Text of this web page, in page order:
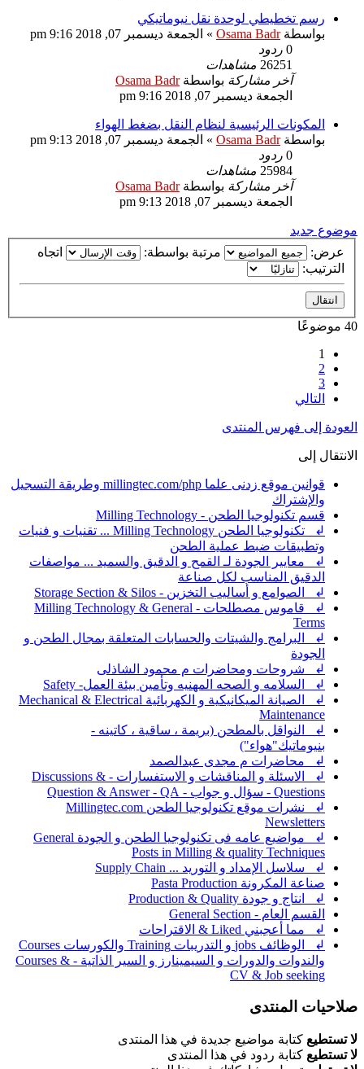
رسم تخطيطي لوحدة نقل نيوماتيكي
بواسطةOsama Badr
» الجمعة ديسمبر 07, 2018 9:16 pm
0 ردود
26251 مشاهدات
آخر مشاركة بواسطةOsama Badr
الجمعة ديسمبر 07, 2018 9:16 pm
المكونات الرئيسية لنظام النقل بضغط الهواء
بواسطةOsama Badr
» الجمعة ديسمبر 07, 2018 9:13 pm
0 ردود
25984 مشاهدات
آخر مشاركة بواسطةOsama Badr
الجمعة ديسمبر 07, 2018 9:13 pm
موضوع جديد
عرض:
مرتبة بواسطة:
اتجاه
الترتيب:
40 موضوعًا
1
2
3
التالي
العودة إلى فهرس المنتدى
الانتقال إلى
قوانين موقع زدنى علما millingtec.com/php وطريقة التسجيل
والإشتراك
قسم تكنولوجيا الطحن - Milling Technology
↲ تكنولوجيا الطحن Milling Technology ... تقنيات و فنيات
وتطبيقات ضبط عملية الطحن
↲ معايير الجودة لـ القمح و الدقيق والسميد ... مواصفات
الدقيق المناسب لكل صناعة
↲ الصوامع و أساليب التخزين - Storage Section & Silos
↲ قاموس مصطلحات - Milling Technology & General
Terms
↲ البرامج والشيتات والحسابات المتعلقة بمجال الطحن و
الجودة
↲ شروحات ومحاضرات م محمود الشاذلى
↲ السلامه و الصحه المهنيه وتأمين بيئة العمل- Safety
↲ الصيانة الميكانيكية و الكهربائية Mechanical & Electrical
Maintenance
↲ النواقل بالمطحن (بريمة ، ساقية ، كاتينه -
بنيوماتيك"هواء")
↲ محاضرات م مجدى عبدالصمد
↲ الاسئلة و المناقشات و الاستفسارات - Discussions &
Questions - سؤال و جواب - Question & Answer - QA
↲ نشرات موقع تكنولوجيا الطحن Millingtec.com
Newsletters
↲ مواضيع عامه فى تكنولوجيا الطحن و الجودة General
Posts in Milling & quality Techniques
↲ سلاسل الإمداد و التوريد ... Supply Chain
صناعة المكرونة Pasta Production
↲ انتاج و جودة Production & Quality
القسم العام - General Section
↲ مما أعجبني Liked & الاقتراحات
↲ الوظائف jobs و التدريبات Training والكورسات Courses
والندوات والدورات و السيمينارز و السير الذاتية - Courses &
CV & Job seeking
صلاحيات المنتدى
لا تستطيع كتابة مواضيع جديدة في هذا المنتدى
لا تستطيع كتابة ردود في هذا المنتدى